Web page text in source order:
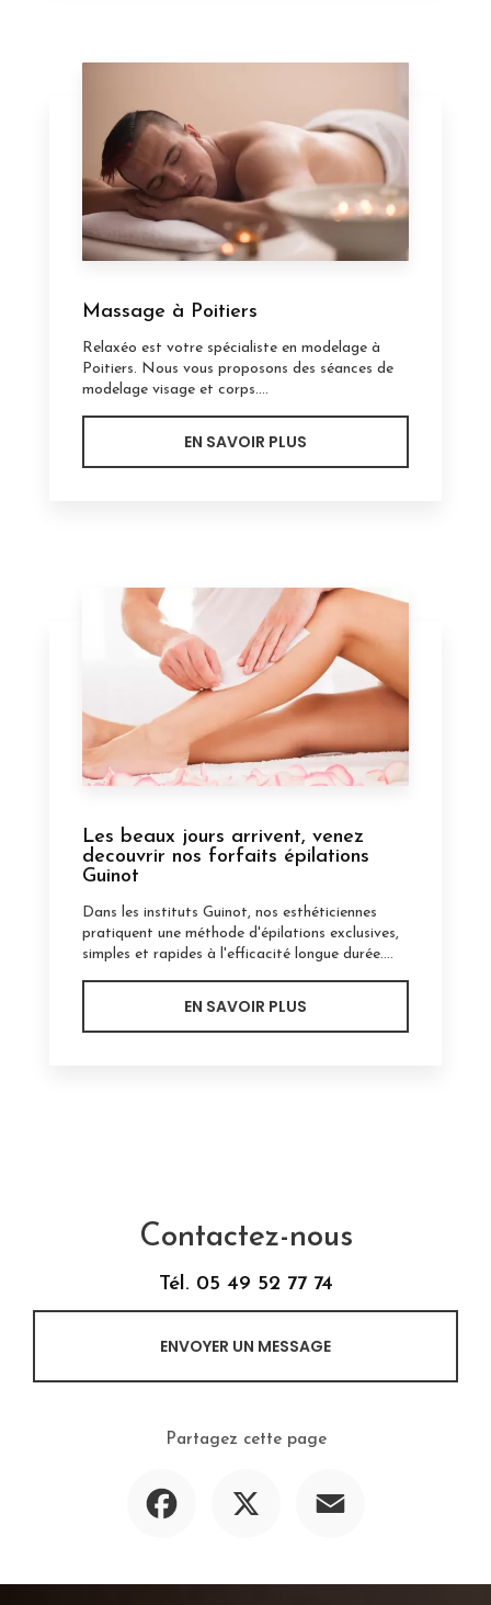
Massage à Poitiers
Relaxéo est votre spécialiste en modelage à
Poitiers. Nous vous proposons des séances de
modelage visage et corps....
EN SAVOIR PLUS
Les beaux jours arrivent, venez
decouvrir nos forfaits épilations
Guinot
Dans les instituts Guinot, nos esthéticiennes
pratiquent une méthode d'épilations exclusives,
simples et rapides à l'efficacité longue durée....
EN SAVOIR PLUS
Contactez-nous
Tél. 05 49 52 77 74
ENVOYER UN MESSAGE
Partagez cette page